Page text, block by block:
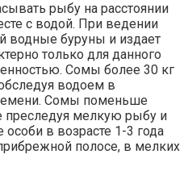
рыбу на расстоянии
с водой. При ведении
водные буруны и издает
только для данного
Сомы более 30 кг
водоем в
Сомы поменьше
преследуя мелкую рыбу и
в возрасте 1-3 года
полосе, в мелких